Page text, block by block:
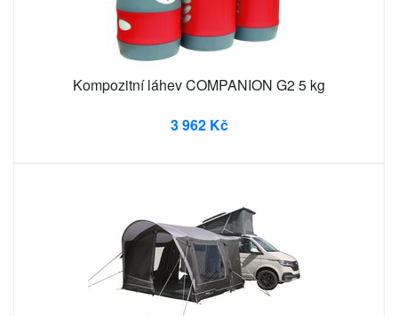
Kompozitní láhev COMPANION G2 5 kg
3 962 Kč